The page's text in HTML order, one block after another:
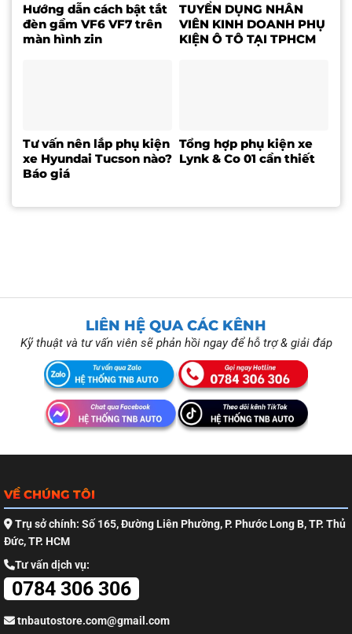
Hướng dẫn cách bật tắt
đèn gầm VF6 VF7 trên
màn hình zin
TUYỂN DỤNG NHÂN
VIÊN KINH DOANH PHỤ
KIỆN Ô TÔ TẠI TPHCM
Tư vấn nên lắp phụ kiện
xe Hyundai Tucson nào?
Báo giá
Tổng hợp phụ kiện xe
Lynk & Co 01 cần thiết
LIÊN HỆ QUA CÁC KÊNH
Kỹ thuật và tư vấn viên sẽ phản hồi ngay để hỗ trợ & giải đáp
VỀ CHÚNG TÔI
Trụ sở chính: Số 165, Đường Liên Phường, P. Phước Long B, TP. Thủ
Đức, TP. HCM
Tư vấn dịch vụ:
0784 306 306
tnbautostore.com@gmail.com